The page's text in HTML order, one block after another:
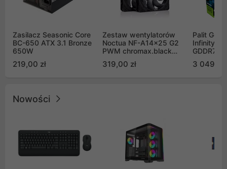
Zasilacz Seasonic Core
BC-650 ATX 3.1 Bronze
650W
219,00 zł
Zestaw wentylatorów
Noctua NF-A14x25 G2
PWM chromax.black
Push Pull (2szt)
319,00 zł
Palit
Infinity 3
GDDR7
GB2050S)
3 049,00
Nowości